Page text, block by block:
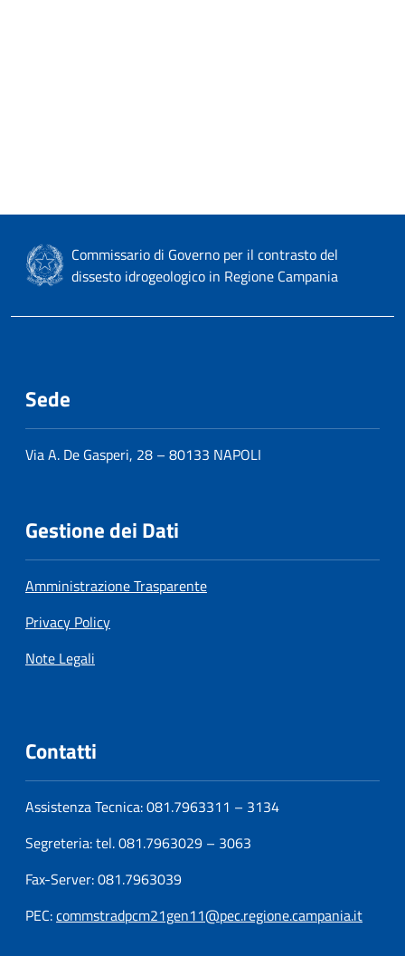
Commissario di Governo per il contrasto del
dissesto idrogeologico in Regione Campania
Sede
Via A. De Gasperi, 28 – 80133 NAPOLI
Gestione dei Dati
Amministrazione Trasparente
Privacy Policy
Note Legali
Contatti
Assistenza Tecnica: 081.7963311 – 3134
Segreteria: tel. 081.7963029 – 3063
Fax-Server: 081.7963039
PEC:commstradpcm21gen11@pec.regione.campania.it